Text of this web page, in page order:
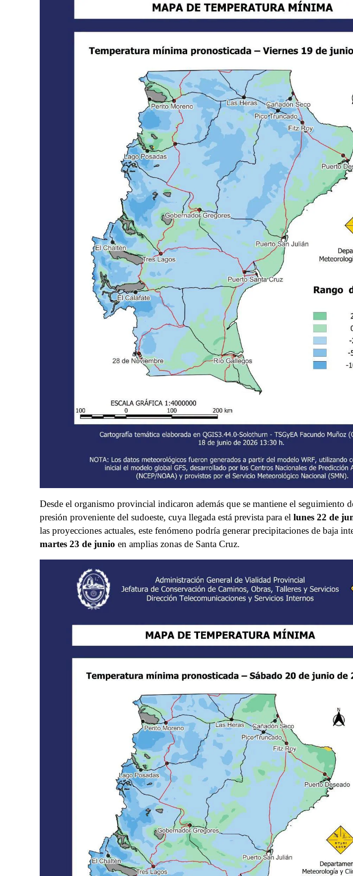
Desde el organismo provincial indicaron además que se mantiene el seguimiento
presión proveniente del sudoeste, cuya llegada está prevista para el lunes 22 de
las proyecciones actuales, este fenómeno podría generar precipitaciones de baja
martes 23 de junio en amplias zonas de Santa Cruz.